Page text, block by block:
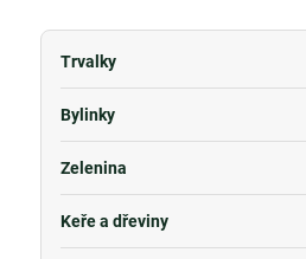
Trvalky
Bylinky
Zelenina
Keře a dřeviny